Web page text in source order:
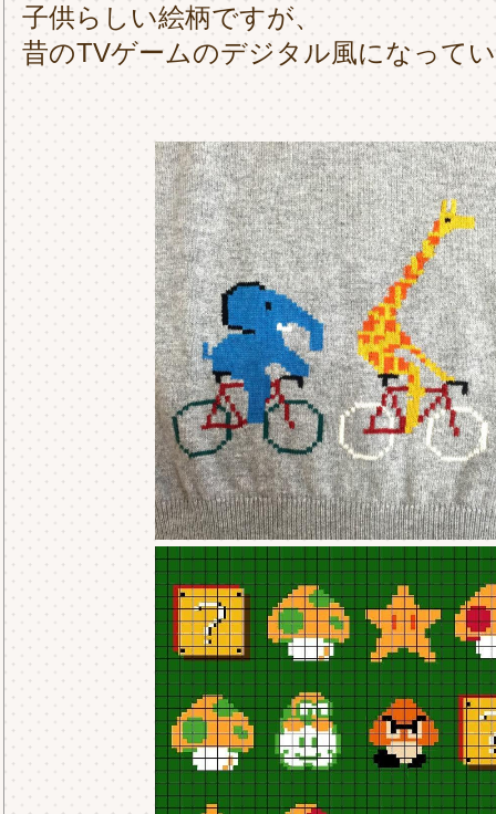
子供らしい絵柄ですが、
昔のTVゲームのデジタル風になって